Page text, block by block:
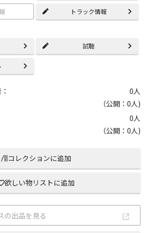
トラック情報
試聴
0人
（公開：0人)
0人
（公開：0人)
コレクションに追加
欲しい物リストに追加
の出品を見る